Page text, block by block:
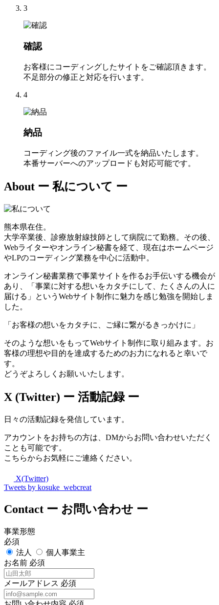
3
確認
お客様にコーディングしたサイトをご確認頂きます。
不足部分の修正と対応を行います。
4
納品
コーディング後のファイル一式を納品いたします。
本番サーバーへのアップロードも対応可能です。
About ー 私について ー
熊本県在住。
大学卒業後、診療放射線技師として病院にて勤務。その後、
Webライターやオンライン秘書を経て、現在はホームページ
やLPのコーディング業務を中心に活動中。
オンライン秘書業務で事業サイトを作るお手伝いする機会が
あり、「事業に対する想いをカタチにして、たくさんの人に
届ける」というWebサイト制作に魅力を感じ勉強を開始しま
した。
「お客様の想いをカタチに、ご縁に繋がるきっかけに」
そのような想いをもってWebサイト制作に取り組みます。お
客様の理想や目的を達成するためのお力になれると幸いで
す。
どうぞよろしくお願いいたします。
X (Twitter) ー 活動記録 ー
日々の活動記録を発信しています。
アカウントをお持ちの方は、DMからお問い合わせいただく
ことも可能です。
こちらからお気軽にご連絡ください。
X(Twitter)
Tweets by kosuke_webcreat
Contact ー お問い合わせ ー
事業形態
必須
法人
個人事業主
お名前 必須
メールアドレス 必須